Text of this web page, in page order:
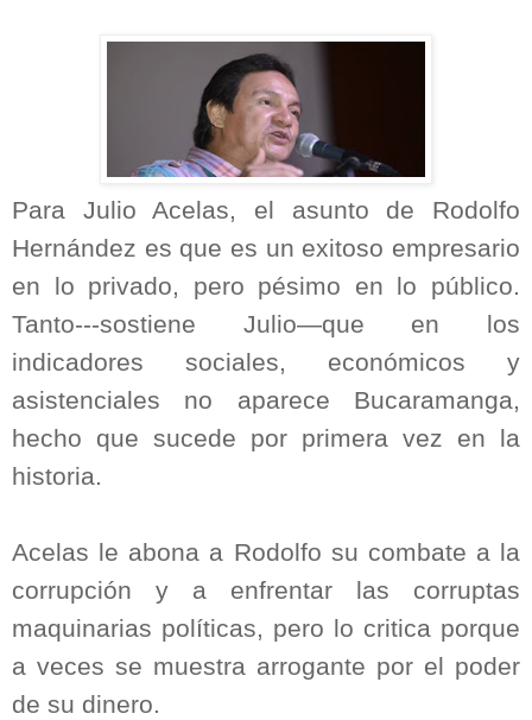
Para Julio Acelas, el asunto de Rodolfo
Hernández es que es un exitoso empresario
en lo privado, pero pésimo en lo público.
Tanto---sostiene Julio—que en los
indicadores sociales, económicos y
asistenciales no aparece Bucaramanga,
hecho que sucede por primera vez en la
historia.
Acelas le abona a Rodolfo su combate a la
corrupción y a enfrentar las corruptas
maquinarias políticas, pero lo critica porque
a veces se muestra arrogante por el poder
de su dinero.